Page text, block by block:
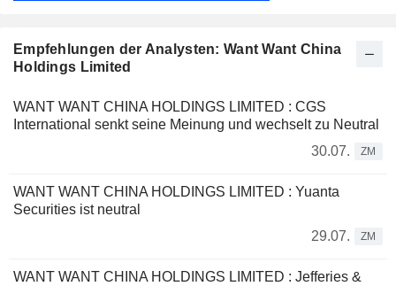
Empfehlungen der Analysten: Want Want China
Holdings Limited
WANT WANT CHINA HOLDINGS LIMITED : CGS
International senkt seine Meinung und wechselt zu Neutral
30.07.
ZM
WANT WANT CHINA HOLDINGS LIMITED : Yuanta
Securities ist neutral
29.07.
ZM
WANT WANT CHINA HOLDINGS LIMITED : Jefferies &